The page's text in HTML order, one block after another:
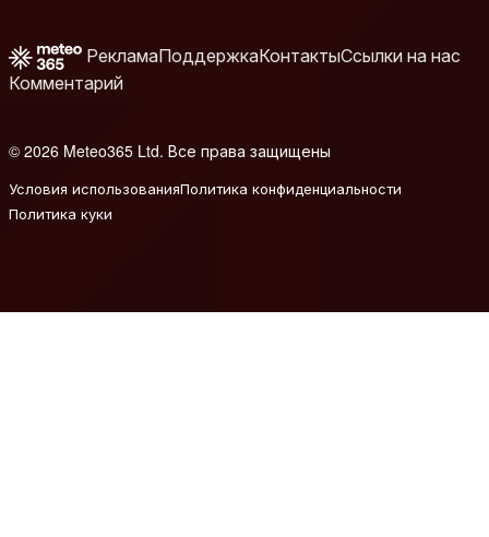
РекламаПоддержкаКонтактыСсылки на нас
Комментарий
© 2026 Meteo365 Ltd. Все права защищены
Условия использованияПолитика конфиденциальности
Политика куки